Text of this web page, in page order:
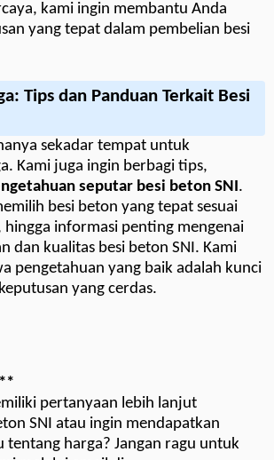
kami ingin membantu Anda
yang tepat dalam pembelian besi
Tips dan Panduan Terkait Besi
sekadar tempat untuk
Kami juga ingin berbagi tips,
seputar besi beton SNI.
besi beton yang tepat sesuai
hingga informasi penting mengenai
dan kualitas besi beton SNI. Kami
pengetahuan yang baik adalah kunci
yang cerdas.
pertanyaan lebih lanjut
SNI atau ingin mendapatkan
tentang harga? Jangan ragu untuk